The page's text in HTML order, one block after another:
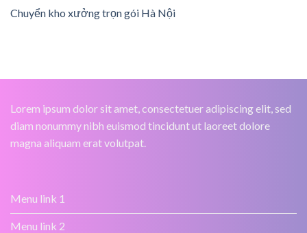
Chuyển kho xưởng trọn gói Hà Nội
Lorem ipsum dolor sit amet, consectetuer adipiscing elit, sed
diam nonummy nibh euismod tincidunt ut laoreet dolore
magna aliquam erat volutpat.
Menu link 1
Menu link 2